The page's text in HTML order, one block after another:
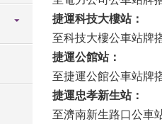
捷運科技大樓站：
至科技大樓公車站牌
捷運公館站：
至捷運公館公車站牌
捷運忠孝新生站：
至濟南新生路口公車